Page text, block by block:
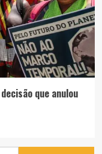
que anulou